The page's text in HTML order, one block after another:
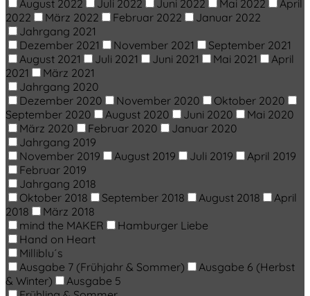
August 2022
Juli 2022 Juni 2022 Mai 2022
April
2022
März 2022 Februar 2022
Januar 2022
Jahrgang 2021
Dezember 2021
November 2021
September 2021
August 2021
Juli 2021 Juni 2021 Mai 2021
April
2021
März 2021
Jahrgang 2020
Dezember 2020
November 2020
Oktober 2020
September 2020
August 2020 Juni 2020
Mai 2020
März 2020
Februar 2020
Januar 2020
Jahrgang 2019
November 2019
August 2019 Juli 2019
April 2019
Februar 2019
Jahrgang 2018
Oktober 2018
September 2018 August 2018
April
2018
März 2018
mind the MAKER
Hamburger Liebe
Hand on Heart
Milliblu´s
Ausgabe 7 (Frühjahr & Sommer)
Ausgabe 6 (Herbst
& Winter)
Ausgabe 5